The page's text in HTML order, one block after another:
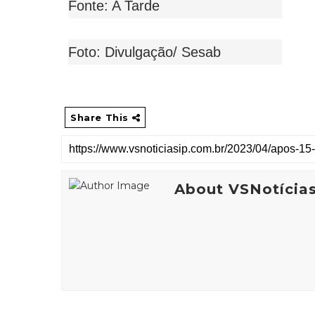
Fonte: A Tarde
Foto: Divulgação/ Sesab
Share This
About